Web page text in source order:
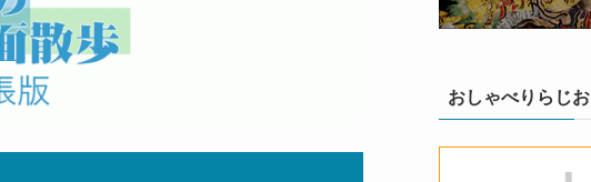
おしゃべりらじお